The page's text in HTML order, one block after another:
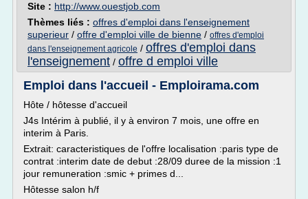
Site : http://www.ouestjob.com
Thèmes liés : offres d'emploi dans l'enseignement
superieur / offre d'emploi ville de bienne / offres d'emploi
dans l'enseignement agricole / offres d'emploi dans
l'enseignement / offre d emploi ville
Emploi dans l'accueil - Emploirama.com
Hôte / hôtesse d'accueil
J4s Intérim à publié, il y à environ 7 mois, une offre en
interim à Paris.
Extrait: caracteristiques de l'offre localisation :paris type de
contrat :interim date de debut :28/09 duree de la mission :1
jour remuneration :smic + primes d...
Hôtesse salon h/f